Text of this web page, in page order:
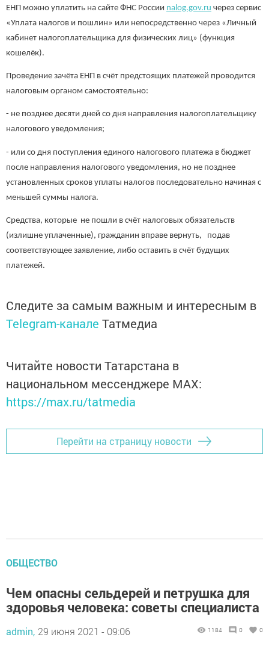
ЕНП можно уплатить на сайте ФНС России nalog.gov.ru через сервис
«Уплата налогов и пошлин» или непосредственно через «Личный
кабинет налогоплательщика для физических лиц» (функция
кошелёк).
Проведение зачёта ЕНП в счёт предстоящих платежей проводится
налоговым органом самостоятельно:
- не позднее десяти дней со дня направления налогоплательщику
налогового уведомления;
- или со дня поступления единого налогового платежа в бюджет
после направления налогового уведомления, но не позднее
установленных сроков уплаты налогов последовательно начиная с
меньшей суммы налога.
Средства, которые не пошли в счёт налоговых обязательств
(излишне уплаченные), гражданин вправе вернуть, подав
соответствующее заявление, либо оставить в счёт будущих
платежей.
Следите за самым важным и интересным в
Telegram-канале Татмедиа
Читайте новости Татарстана в
национальном мессенджере MАХ:
https://max.ru/tatmedia
Перейти на страницу новости
ОБЩЕСТВО
Чем опасны сельдерей и петрушка для
здоровья человека: советы специалиста
admin, 29 июня 2021 - 09:06 1184 0 0